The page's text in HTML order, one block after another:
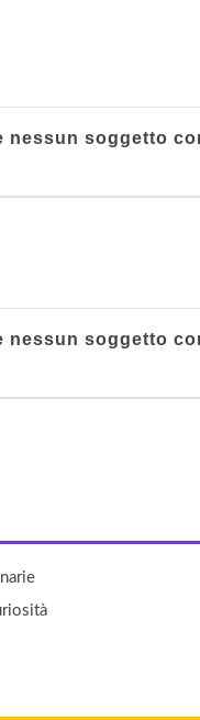
nessun soggetto
nessun soggetto